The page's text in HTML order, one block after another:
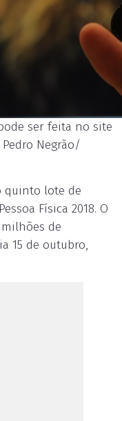
ser feita no site
Negrão/
quinto lote de
Física 2018. O
de
15 de outubro,